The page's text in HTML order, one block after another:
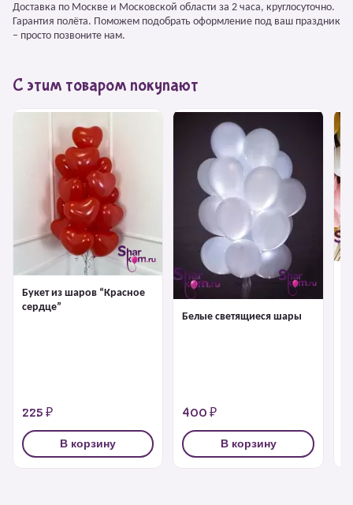
Доставка по Москве и Московской области за 2 часа, круглосуточно.
Гарантия полёта. Поможем подобрать оформление под ваш праздник
– просто позвоните нам.
С этим товаром покупают
Букет из шаров “Красное
сердце”
225 ₽
В корзину
Белые светящиеся шары
400 ₽
В корзину